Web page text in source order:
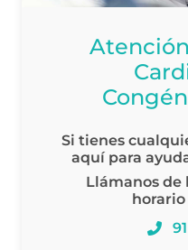
Si tienes
aquí para
Llámanos de